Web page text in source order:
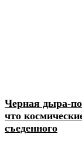
Черная дыра-
что
съеденного